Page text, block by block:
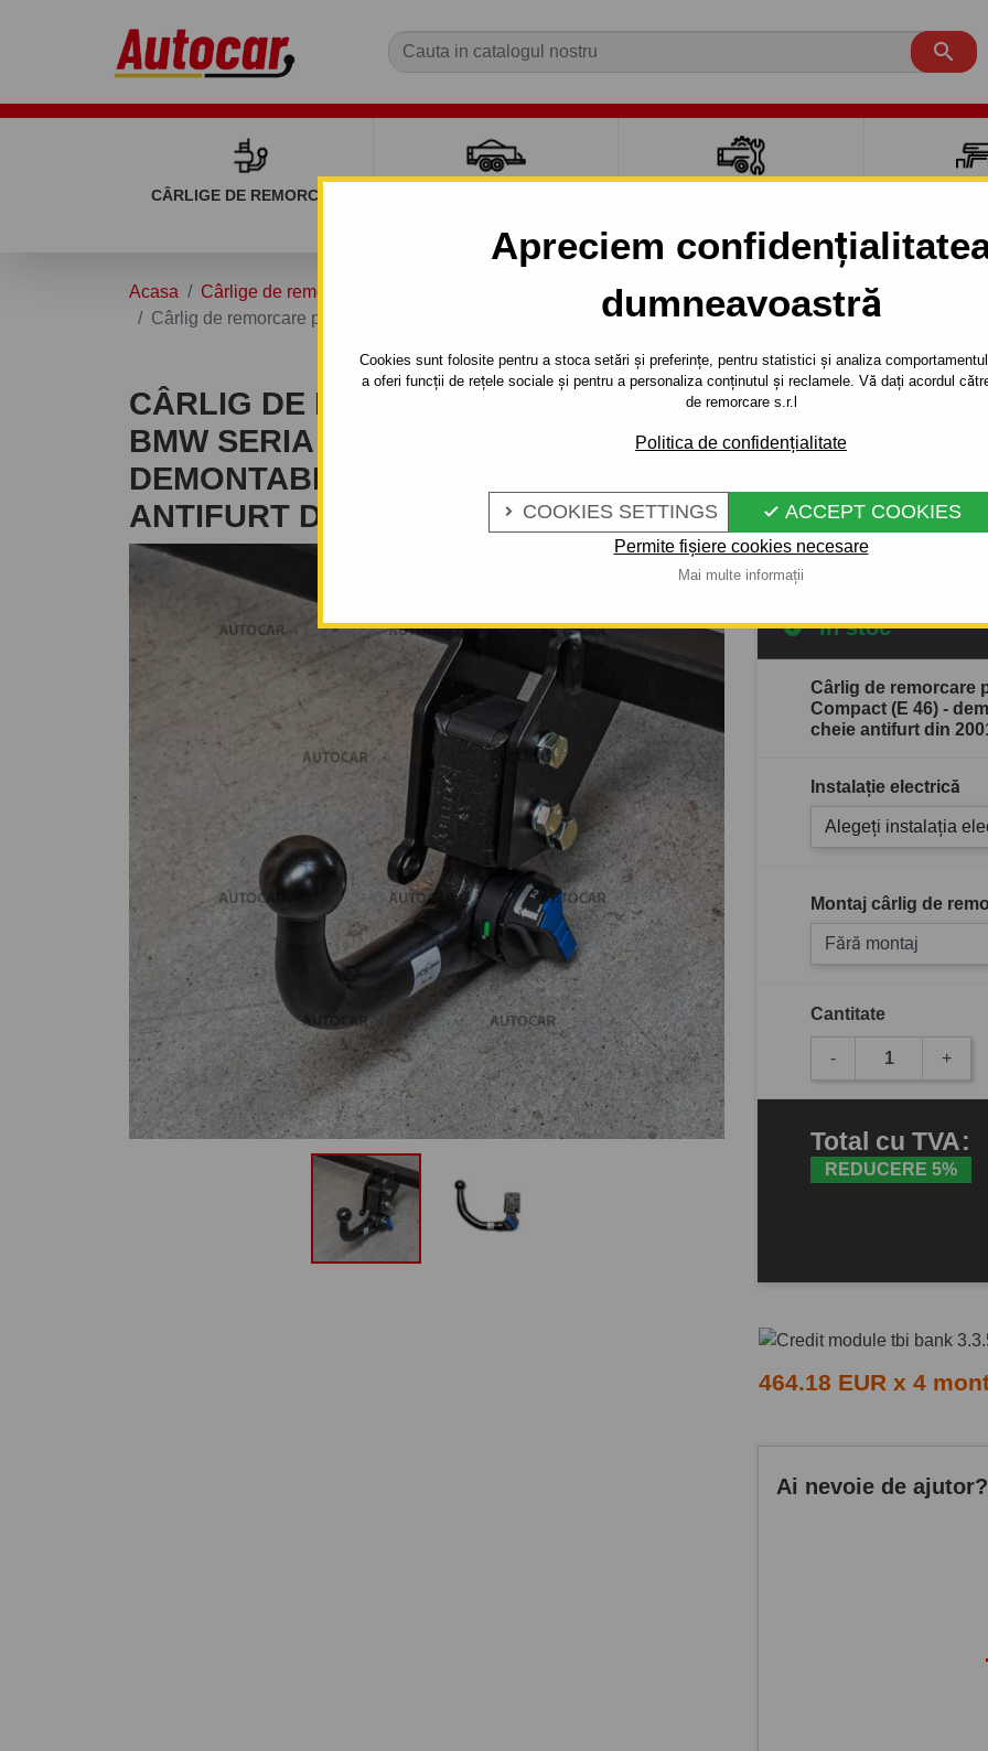
Apreciem
dumneavoastră
Cookies sunt folosite pentru a stoca setări și preferințe, pentru statistici și analiza
a oferi funcții de rețele sociale și pentru a personaliza conținutul și reclamele. Vă dați acordul
de remorcare s.r.l
Politica de confidențialitate
 COOKIES SETTINGS  ACCEPT COOKIES
Permite fișiere cookies necesare
Mai multe informații

CÂRLIGE DE REMORCARE
Acasa Cârlige de remorcare
Cârlig de remorcare pentru BMW seria 3 - Compact (E 46) - demontabil vertical cu cheie antifurt din 2001/06
CÂRLIG DE REMORCARE PENTRU
BMW SERIA 3 - COMPACT (E 46) -
DEMONTABIL VERTICAL CU CHEIE
ANTIFURT DIN 2001/06 PÂNĂ 2005
Referinta:
Cârlig de remorcare sistem
autoturism BMW - typ: seria
Descrierea completă a
În stoc
Cârlig de remorcare
Compact (E 46) -
cheie antifurt din
Instalație electrică
Alegeți instalația
Montaj cârlig de
Fără montaj
Cantitate
- +
Total cu TVA:
REDUCERE 5%
464.18 EUR x 4
Ai nevoie de